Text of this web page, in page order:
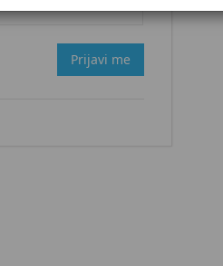
Zaboravljena šifra?
Prijavi me